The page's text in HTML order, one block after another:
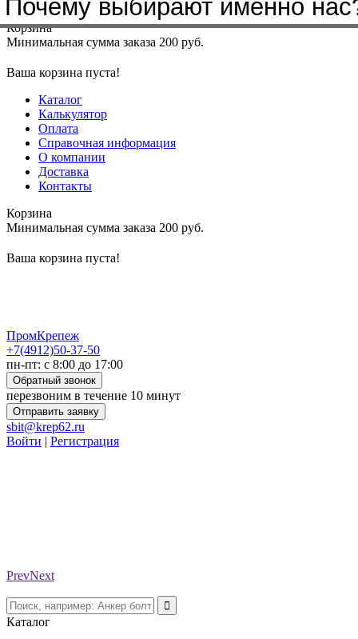
Меню+7(4912)50-37-50sbit@krep62.ru
Корзина
Минимальная сумма заказа 200 руб.
Ваша корзина пуста!
Каталог
Калькулятор
Оплата
Справочная информация
О компании
Доставка
Контакты
Корзина
Минимальная сумма заказа 200 руб.
Ваша корзина пуста!
ПромКрепеж
+7(4912)50-37-50
пн-пт: с 8:00 до 17:00
Обратный звонок
перезвоним в течение 10 минут
Отправить заявку
sbit@krep62.ru
Войти | Регистрация
PrevNext
Каталог
Почему выбирают именно